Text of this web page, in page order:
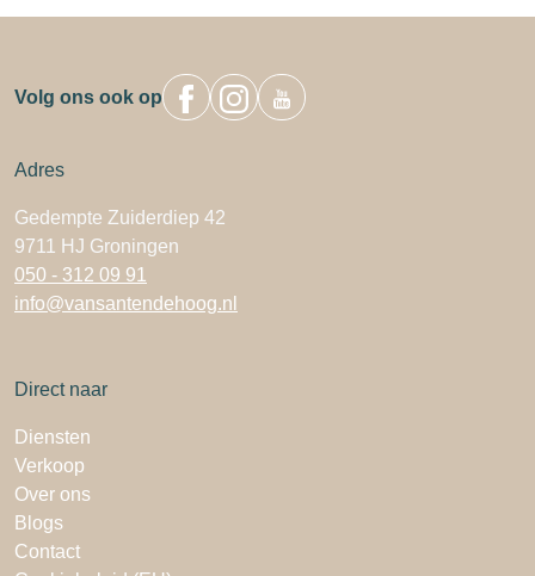
Volg ons ook op
Adres
Gedempte Zuiderdiep 42
9711 HJ Groningen
050 - 312 09 91
info@vansantendehoog.nl
Direct naar
Diensten
Verkoop
Over ons
Blogs
Contact